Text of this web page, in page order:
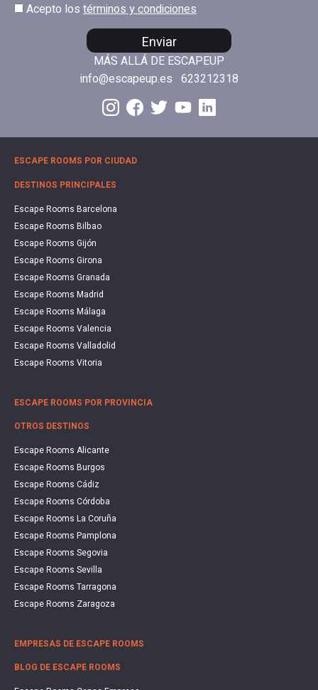
Acepto los términos y condiciones
Enviar
MÁS ALLÁ DE ESCAPEUP
info@escapeup.es 623212318
ESCAPE ROOMS POR CIUDAD
DESTINOS PRINCIPALES
Escape Rooms Barcelona
Escape Rooms Bilbao
Escape Rooms Gijón
Escape Rooms Girona
Escape Rooms Granada
Escape Rooms Madrid
Escape Rooms Málaga
Escape Rooms Valencia
Escape Rooms Valladolid
Escape Rooms Vitoria
ESCAPE ROOMS POR PROVINCIA
OTROS DESTINOS
Escape Rooms Alicante
Escape Rooms Burgos
Escape Rooms Cádiz
Escape Rooms Córdoba
Escape Rooms La Coruña
Escape Rooms Pamplona
Escape Rooms Segovia
Escape Rooms Sevilla
Escape Rooms Tarragona
Escape Rooms Zaragoza
EMPRESAS DE ESCAPE ROOMS
BLOG DE ESCAPE ROOMS